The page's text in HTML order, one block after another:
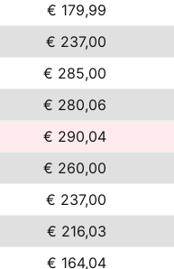
€ 179,99
€ 237,00
€ 285,00
€ 280,06
€ 290,04
€ 260,00
€ 237,00
€ 216,03
€ 164,04